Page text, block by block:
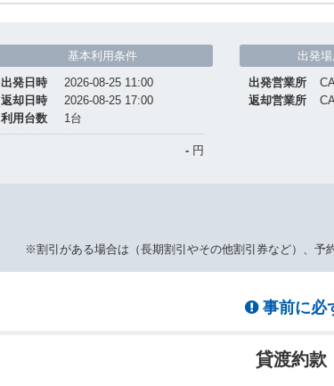
基本利用条件
出発日時
2026-08-25 11:00
返却日時
2026-08-25 17:00
利用台数
1 台
- 円
出発
出発営業所
返却営業所
※割引がある場合は（長期割引やその他割引券など）、予
事前に必
貸渡約款